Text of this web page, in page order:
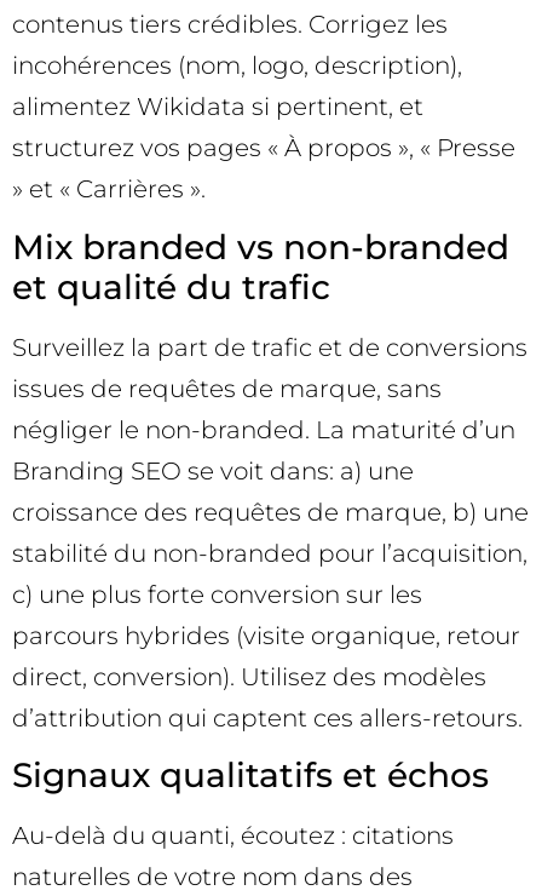
contenus tiers crédibles. Corrigez les
incohérences (nom, logo, description),
alimentez Wikidata si pertinent, et
structurez vos pages « À propos », « Presse
» et « Carrières ».
Mix branded vs non-branded
et qualité du trafic
Surveillez la part de trafic et de conversions
issues de requêtes de marque, sans
négliger le non-branded. La maturité d’un
Branding SEO se voit dans: a) une
croissance des requêtes de marque, b) une
stabilité du non-branded pour l’acquisition,
c) une plus forte conversion sur les
parcours hybrides (visite organique, retour
direct, conversion). Utilisez des modèles
d’attribution qui captent ces allers-retours.
Signaux qualitatifs et échos
Au-delà du quanti, écoutez : citations
naturelles de votre nom dans des